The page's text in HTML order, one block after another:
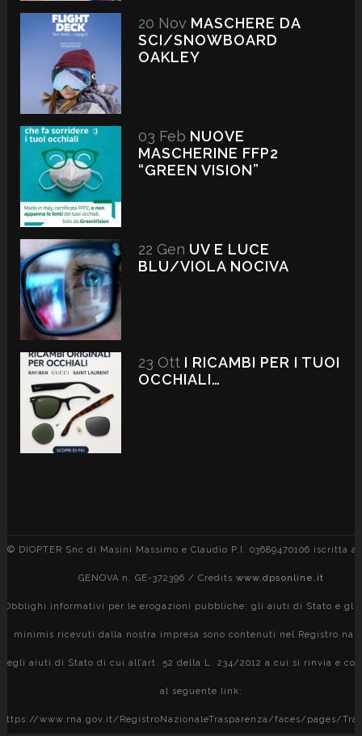
20 Nov MASCHERE DA
SCI/SNOWBOARD
OAKLEY
03 Feb NUOVE
MASCHERINE FFP2
“GREEN VISION”
22 Gen UV E LUCE
BLU/VIOLA NOCIVA
23 Ott I RICAMBI PER I TUOI
OCCHIALI…
© DIOPTER Snc di Masini Massimo e Claudio P.I. 03689470106 iscritta al
GENOVA n. GE-372396 / Credits www.dpsonline.it
Obblighi informativi per le erogazioni pubbliche: gli aiuti di Stato e gli
minimis ricevuti dalla nostra impresa sono contenuti nel Registro
degli aiuti di Stato di cui all’art. 52 della L. 234/2012 a cui si rinvia e
al seguente link:
https://www.rna.gov.it/RegistroNazionaleTrasparenza/faces/pages/